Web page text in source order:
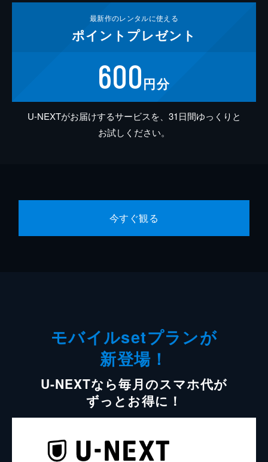
最新作のレンタルに使える
ポイント プレゼント
600円分
U-NEXTがお届けするサービスを、31日間ゆっくりと
お試しください。
今すぐ観る
モバイルsetプランが
新登場！
U-NEXTなら毎月のスマホ代が
ずっとお得に！